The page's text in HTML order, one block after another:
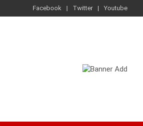
Facebook Twitter Youtube